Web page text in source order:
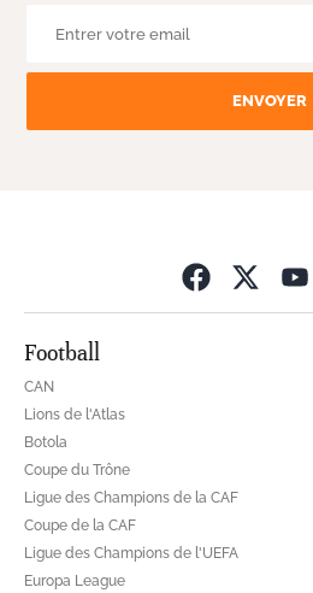
ENVOYER
Football
CAN
Lions de l'Atlas
Botola
Coupe du Trône
Ligue des Champions de la CAF
Coupe de la CAF
Ligue des Champions de l'UEFA
Europa League